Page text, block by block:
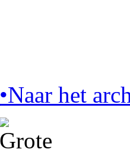
•Naar het